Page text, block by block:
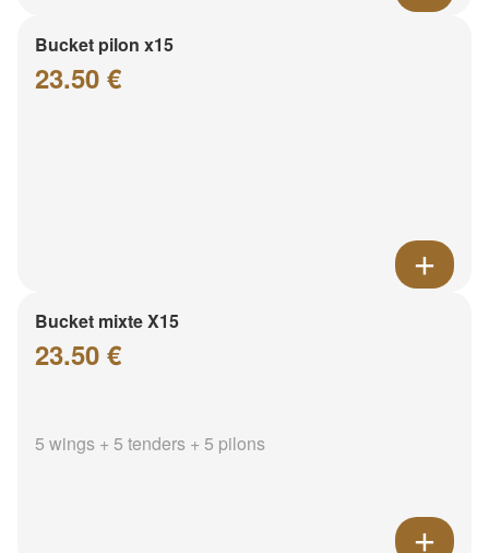
Bucket pilon x15
23.50 €
Bucket mixte X15
23.50 €
5 wings + 5 tenders + 5 pilons